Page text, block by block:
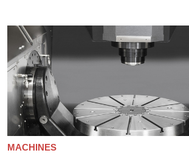
MACHINES